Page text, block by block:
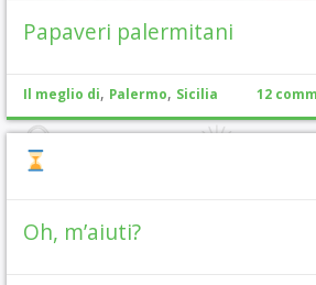
Papaveri palermitani
Il meglio di, Palermo, Sicilia 12
Oh, m’aiuti?